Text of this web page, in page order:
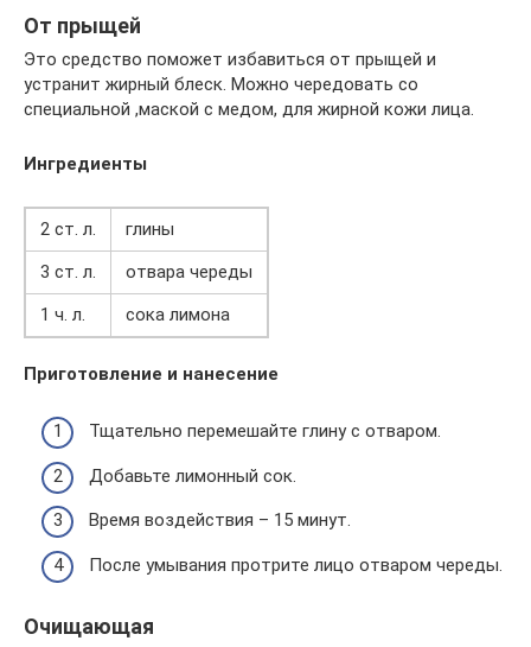
От прыщей
Это средство поможет избавиться от прыщей и
устранит жирный блеск. Можно чередовать со
специальной ,маской с медом, для жирной кожи лица.
Ингредиенты
2 ст. л.
глины
3 ст. л.
отвара череды
1 ч. л.
сока лимона
Приготовление и нанесение
Тщательно перемешайте глину с отваром.
Добавьте лимонный сок.
Время воздействия – 15 минут.
После умывания протрите лицо отваром череды.
Очищающая